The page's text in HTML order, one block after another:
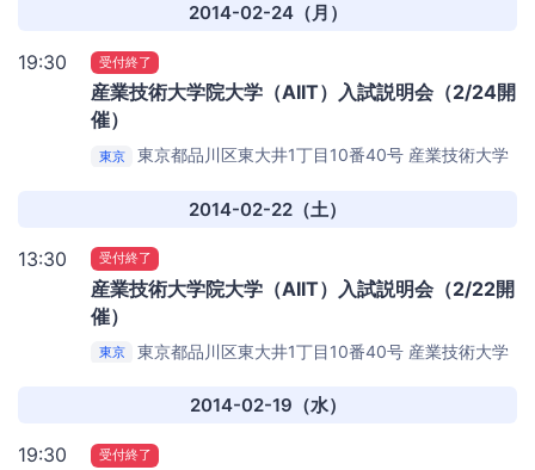
2014-02-24（月）
19:30 受付終了
産業技術大学院大学（AIIT）入試説明会（2/24開
催）
東京 東京都品川区東大井1丁目10番40号 産業技術大学
2014-02-22（土）
13:30 受付終了
産業技術大学院大学（AIIT）入試説明会（2/22開
催）
東京 東京都品川区東大井1丁目10番40号 産業技術大学
2014-02-19（水）
19:30 受付終了